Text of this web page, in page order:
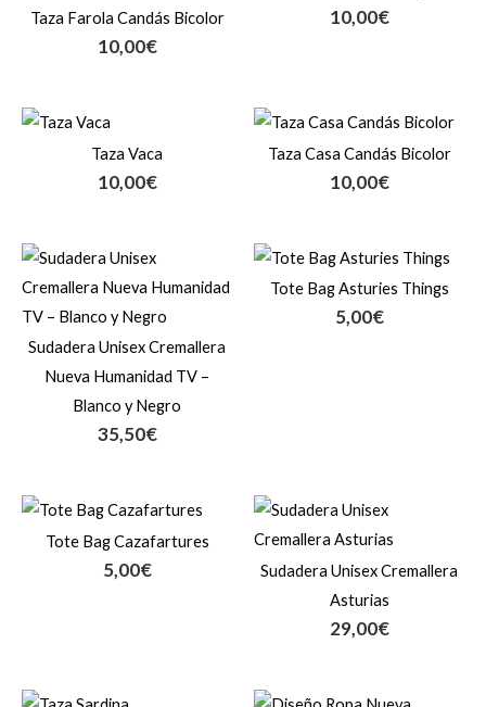
Taza Farola Candás Bicolor
10,00€
10,00€
Taza Vaca
10,00€
Taza Casa Candás Bicolor
10,00€
Sudadera Unisex Cremallera
Nueva Humanidad TV –
Blanco y Negro
35,50€
Tote Bag Asturies Things
5,00€
Tote Bag Cazafartures
5,00€
Sudadera Unisex Cremallera
Asturias
29,00€